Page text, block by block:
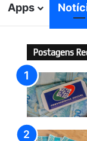
Apps
Postagens